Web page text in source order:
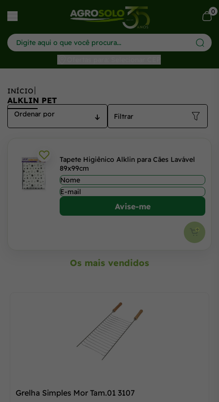
0
INÍCIO
ALKLIN PET
Filtrar
Tapete Higiênico Alklin para Cães Lavável
89x99cm
Avise-me
Os mais vendidos
Grelha Simples Mor Tam.01 3107